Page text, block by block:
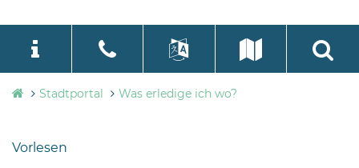
Stadtverwaltung
Bramstedt
language
Select Language
Stadtportal Was erledige ich wo?
Vorlesen